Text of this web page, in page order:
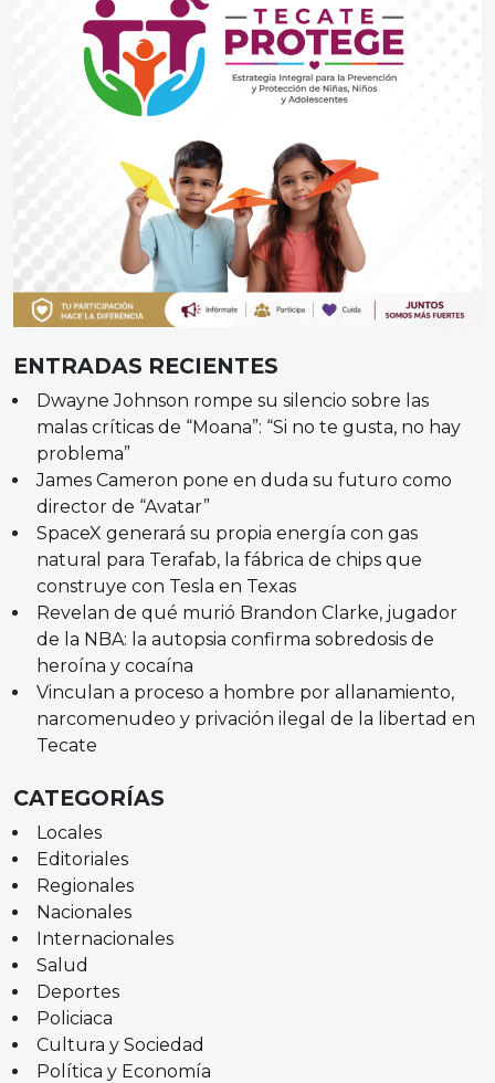
ENTRADAS RECIENTES
Dwayne Johnson rompe su silencio sobre las
malas críticas de “Moana”: “Si no te gusta, no hay
problema”
James Cameron pone en duda su futuro como
director de “Avatar”
SpaceX generará su propia energía con gas
natural para Terafab, la fábrica de chips que
construye con Tesla en Texas
Revelan de qué murió Brandon Clarke, jugador
de la NBA: la autopsia confirma sobredosis de
heroína y cocaína
Vinculan a proceso a hombre por allanamiento,
narcomenudeo y privación ilegal de la libertad en
Tecate
CATEGORÍAS
Locales
Editoriales
Regionales
Nacionales
Internacionales
Salud
Deportes
Policiaca
Cultura y Sociedad
Política y Economía